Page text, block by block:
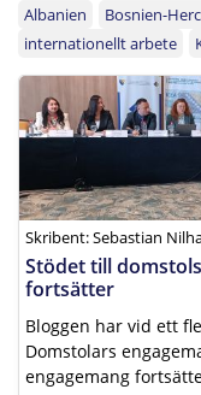
Albanien Bosnien-
internationellt arbete
Skribent: Sebastian
Stödet till
fortsätter
Bloggen har vid ett
Domstolars
engagemang